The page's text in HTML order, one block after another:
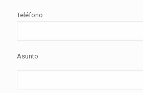
Teléfono
Asunto